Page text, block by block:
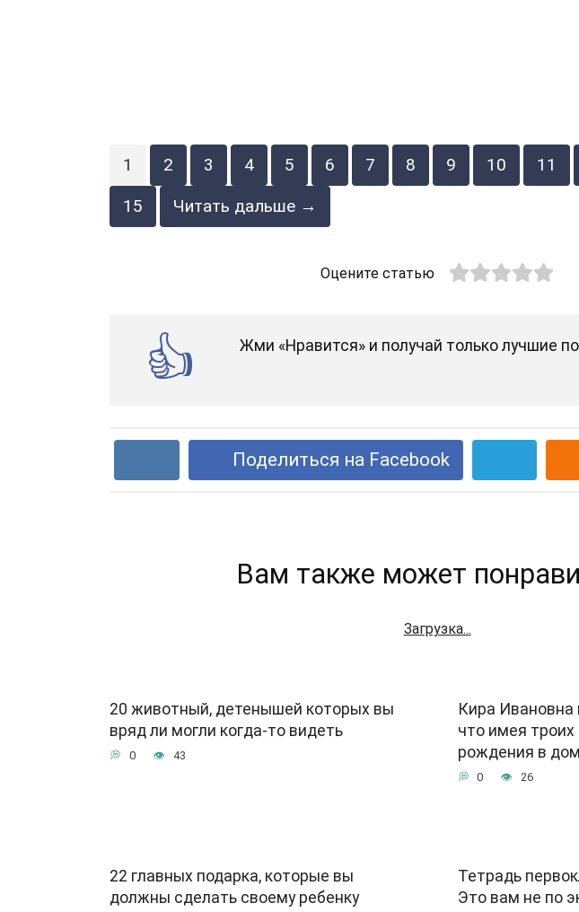
1 2 3 4 5 6 7 8 9 10 11
15
Читать дальше →
Оцените статью
Жми «Нравится» и получай только лучшие
Поделиться на Facebook
Вам также может
Загрузка...
20 животный, детенышей которых вы
вряд ли могли когда-то видеть
0 43
Кира Ивановна
что имея троих
рождения в
0 26
22 главных подарка, которые вы
должны сделать своему ребенку
Тетрадь
Это вам не по